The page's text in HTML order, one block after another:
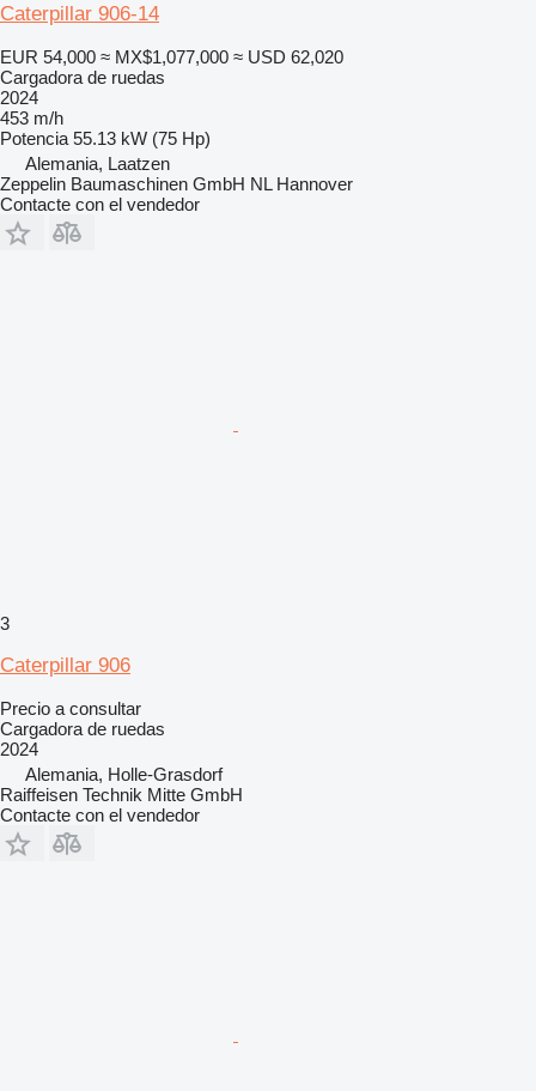
Caterpillar 906-14
EUR 54,000 ≈ MX$1,077,000 ≈ USD 62,020
Cargadora de ruedas
2024
453 m/h
Potencia 55.13 kW (75 Hp)
Alemania, Laatzen
Zeppelin Baumaschinen GmbH NL Hannover
Contacte con el vendedor
3
Caterpillar 906
Precio a consultar
Cargadora de ruedas
2024
Alemania, Holle-Grasdorf
Raiffeisen Technik Mitte GmbH
Contacte con el vendedor